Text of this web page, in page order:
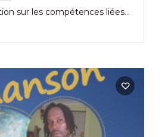
Journée d’orientation sur les compétences liées au marketing digital